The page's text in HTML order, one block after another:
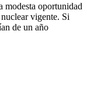
modesta oportunidad
vigente. Si
de un año